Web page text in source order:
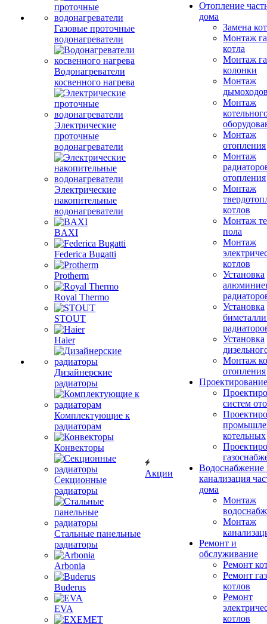
Газовые проточные
водонагреватели
Водонагреватели
косвенного нагрева
Электрические
проточные
водонагреватели
Электрические
накопительные
водонагреватели
BAXI
Federica Bugatti
Protherm
Royal Thermo
STOUT
Haier
Дизайнерские
радиаторы
Комплектующие к
радиаторам
Конвекторы
Секционные
радиаторы
Стальные панельные
радиаторы
Arbonia
Buderus
EVA
Акции
Отопление
дома
Замена
Монтаж
котла
Монтаж
колонки
Монтаж
Монтаж
Монтаж
отопления
Монтаж
отопления
Монтаж
котлов
Монтаж
пола
Монтаж
котлов
Установка
Установка
Установка
Монтаж
отопления
Проектирование
систем
котельных
Водоснабжение
канализация
дома
Монтаж
Монтаж
Ремонт и
обслуживание
Ремонт
Ремонт
котлов
Ремонт
котлов